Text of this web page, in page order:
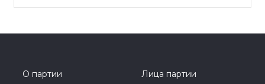
О партии
Лица партии